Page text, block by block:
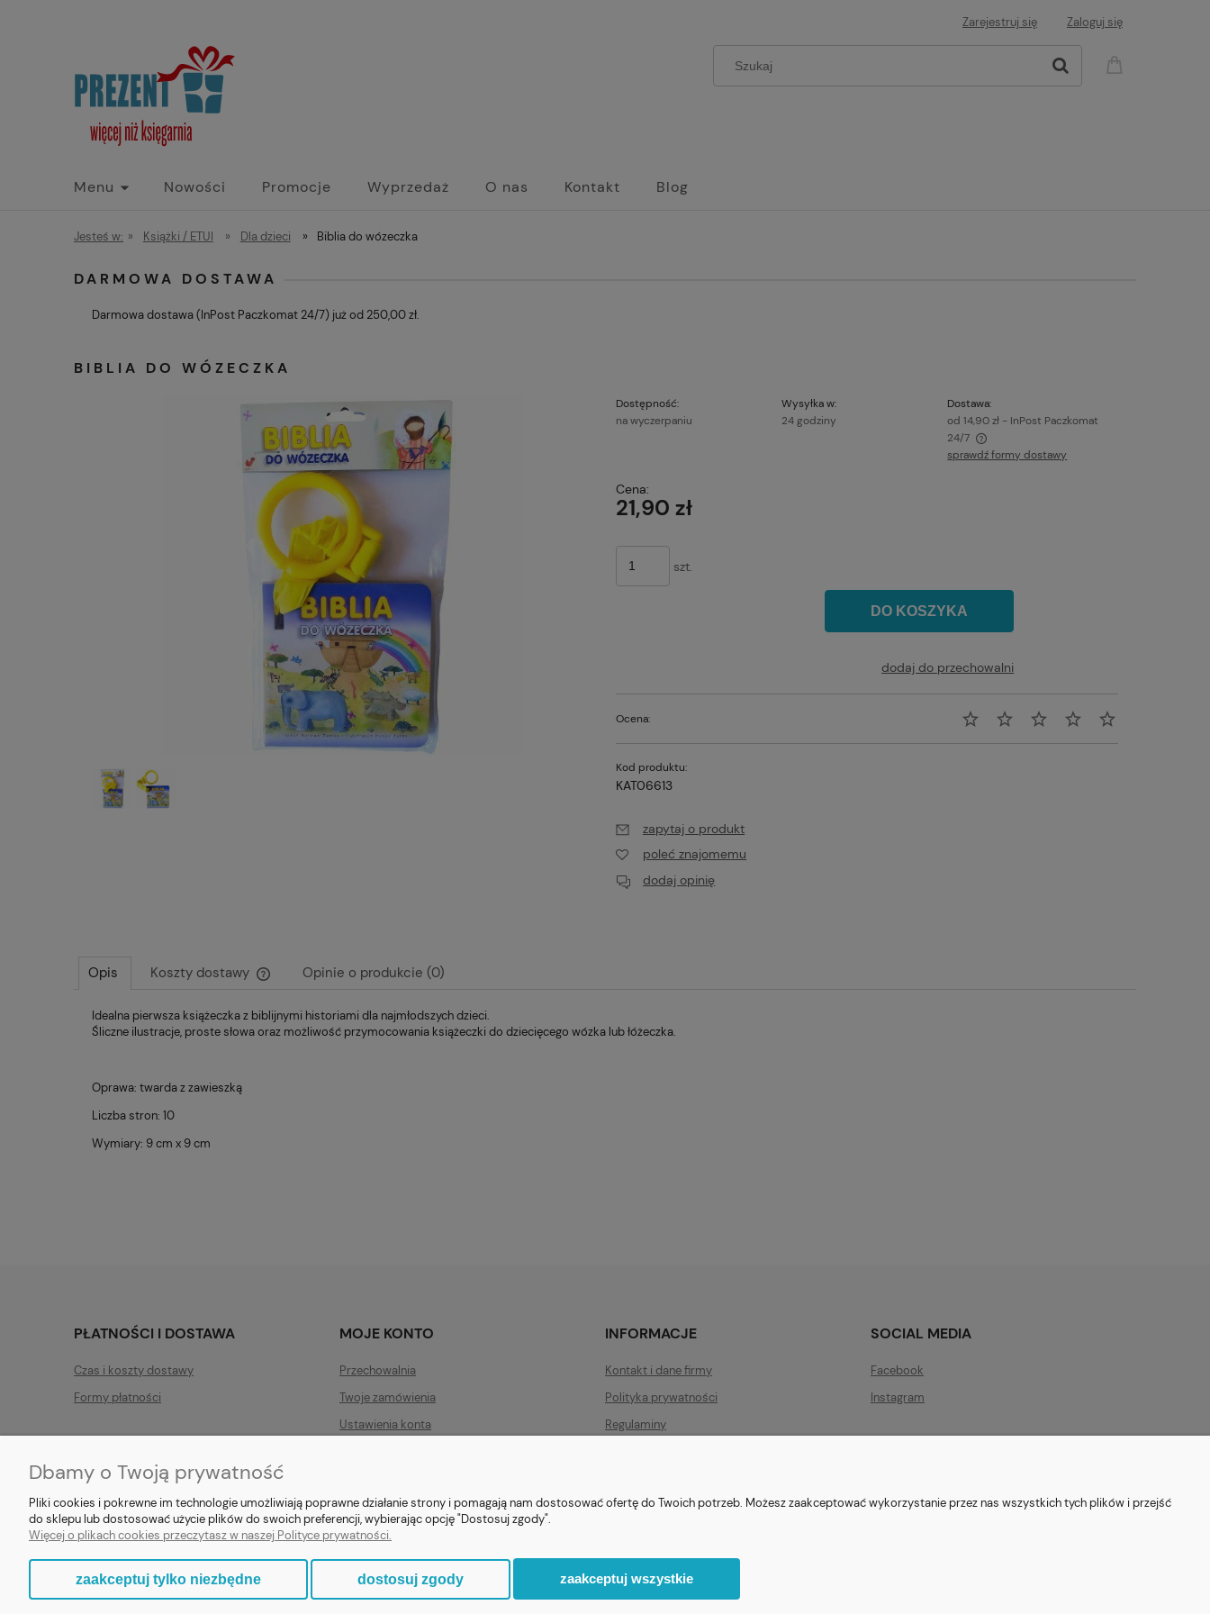
Zarejestruj się Zaloguj się
Menu Nowości Promocje Wyprzedaż O nas Kontakt Blog
Jesteś w: » Książki / ETUI » Dla dzieci » Biblia do wózeczka
DARMOWA DOSTAWA
Darmowa dostawa (InPost Paczkomat 24/7) już od 250,00 zł.
BIBLIA DO WÓZECZKA
Dostępność:
na wyczerpaniu
Wysyłka w:
24 godziny
Dostawa:
od 14,90 zł - InPost Paczkomat
24/7
sprawdź formy dostawy
Cena:
21,90 zł
szt.
DO KOSZYKA
dodaj do przechowalni
Ocena:
Kod produktu:
KAT06613
zapytaj o produkt
poleć znajomemu
dodaj opinię
Opis Koszty dostawy
Cena nie zawiera ewentualnych kosztów
płatności
Opinie o produkcie (0)
Idealna pierwsza książeczka z biblijnymi historiami dla najmłodszych dzieci.
Śliczne ilustracje, proste słowa oraz możliwość przymocowania książeczki do dziecięcego wózka lub łóżeczka.
Oprawa: twarda z zawieszką
Liczba stron: 10
Wymiary: 9 cm x 9 cm
PŁATNOŚCI I DOSTAWA
Czas i koszty dostawy
Formy płatności
MOJE KONTO
Przechowalnia
Twoje zamówienia
Ustawienia konta
INFORMACJE
Kontakt i dane firmy
Polityka prywatności
Regulaminy
SOCIAL MEDIA
Facebook
Instagram
E-prezent.org|sprzedaz@e-prezent.org.pl| Tel.:511546060
Dbamy o Twoją prywatność
Pliki cookies i pokrewne im technologie umożliwiają poprawne działanie strony i pomagają nam dostosować ofertę do Twoich potrzeb. Możesz zaakceptować wykorzystanie przez nas wszystkich tych plików i przejść
do sklepu lub dostosować użycie plików do swoich preferencji, wybierając opcję "Dostosuj zgody".
Więcej o plikach cookies przeczytasz w naszej Polityce prywatności.
zaakceptuj tylko niezbędne dostosuj zgody zaakceptuj wszystkie